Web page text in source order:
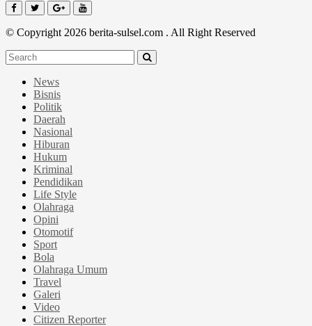
© Copyright 2026 berita-sulsel.com . All Right Reserved
News
Bisnis
Politik
Daerah
Nasional
Hiburan
Hukum
Kriminal
Pendidikan
Life Style
Olahraga
Opini
Otomotif
Sport
Bola
Olahraga Umum
Travel
Galeri
Video
Citizen Reporter